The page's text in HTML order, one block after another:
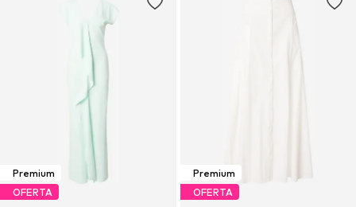
Premium
OFERTA
Premium
OFERTA